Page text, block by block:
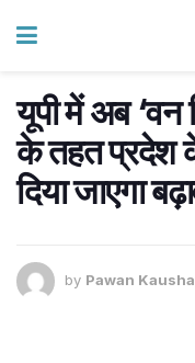
यूपी में अब ‘वन
के तहत प्रदेश
दिया जाएगा
by Pawan